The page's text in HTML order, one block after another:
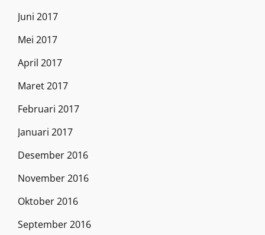
Juni 2017
Mei 2017
April 2017
Maret 2017
Februari 2017
Januari 2017
Desember 2016
November 2016
Oktober 2016
September 2016